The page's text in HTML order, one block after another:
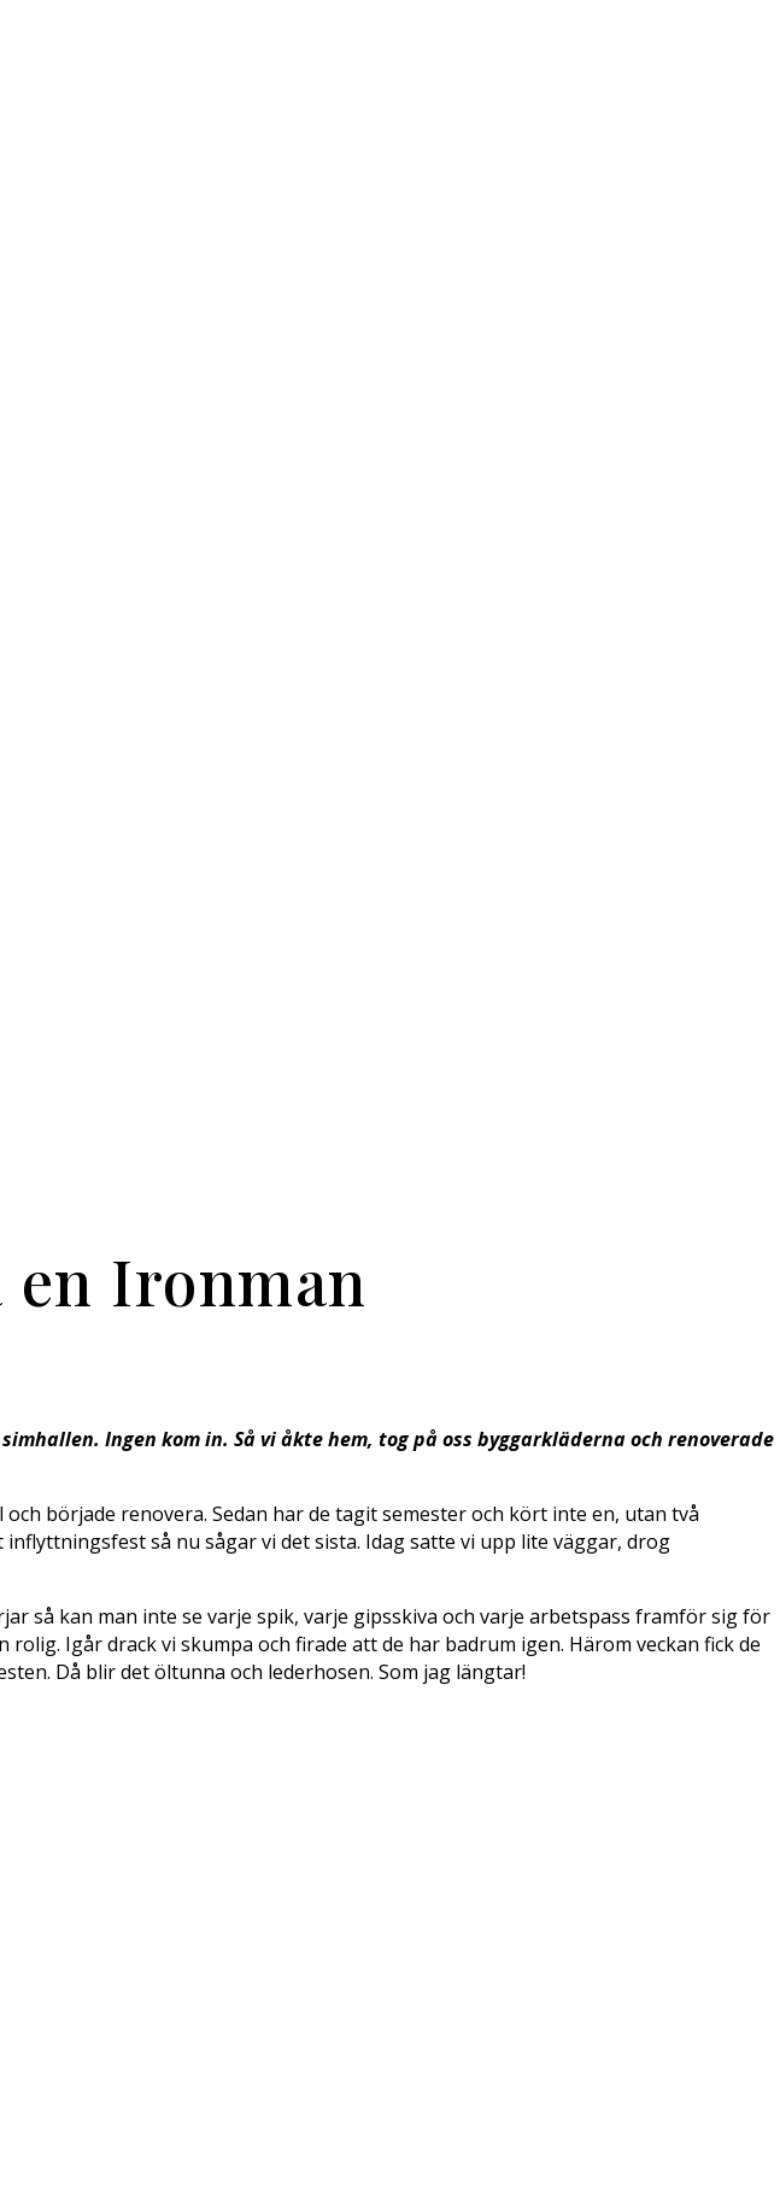
Ironman
Ingen kom in. Så vi åkte hem, tog på oss byggarkläderna och renoverade
började renovera. Sedan har de tagit semester och kört inte en, utan två
så nu sågar vi det sista. Idag satte vi upp lite väggar, drog
så kan man inte se varje spik, varje gipsskiva och varje arbetspass framför sig för
Igår drack vi skumpa och firade att de har badrum igen. Härom veckan fick de
Då blir det öltunna och lederhosen. Som jag längtar!